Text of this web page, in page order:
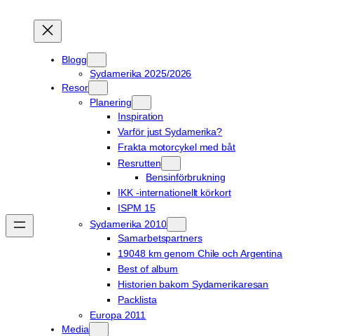
Blogg
Sydamerika 2025/2026
Resor
Planering
Inspiration
Varför just Sydamerika?
Frakta motorcykel med båt
Resrutten
Bensinförbrukning
IKK -internationellt körkort
ISPM 15
Sydamerika 2010
Samarbetspartners
19048 km genom Chile och Argentina
Best of album
Historien bakom Sydamerikaresan
Packlista
Europa 2011
Media